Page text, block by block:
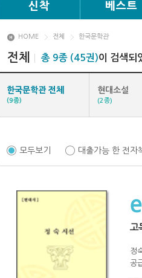
신착 베스트
HOME 전체 한국문학관
전체 총 9종 (45권)이 검색되
한국문학관 전체
(9종)
현대소설
(2종)
모두보기 대출가능 한 전자
고
정
공